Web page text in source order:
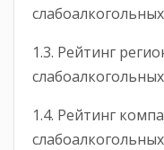
1.3. Рейтинг
1.4. Рейтинг